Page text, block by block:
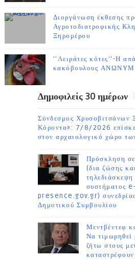
Διοργάνωση έκθεσης
Αγροτοδιατροφικής
Ξηρομέρου
''Λειράτες κότες''-Η
κακόβουλους
Δημοφιλείς 30 ημέρων
Σύνδεσμος Χρυσοβιτσάνων
Κόροντα»: 7/8/2026
στον αρχαιολογικό χώρο
Πρόσκληση σε
(δια ζώσης
συστήματος e-
presence.gov.gr)
Δημοτικού Συμβουλίου
Μεντβέντεφ
Να τιμωρηθεί
ζήτω στους
καταστρέφουν